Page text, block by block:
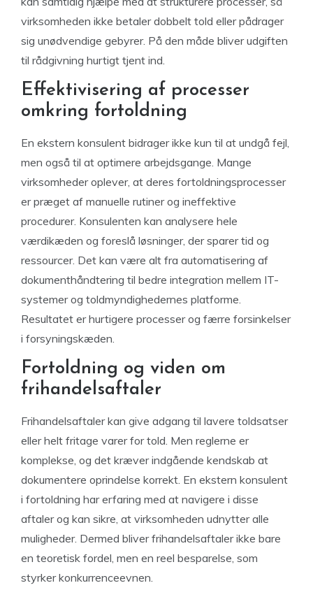
virksomheden ikke betaler dobbelt told eller pådrager
sig unødvendige gebyrer. På den måde bliver udgiften
til rådgivning hurtigt tjent ind.
Effektivisering af processer
omkring fortoldning
En ekstern konsulent bidrager ikke kun til at undgå fejl,
men også til at optimere arbejdsgange. Mange
virksomheder oplever, at deres fortoldningsprocesser
er præget af manuelle rutiner og ineffektive
procedurer. Konsulenten kan analysere hele
værdikæden og foreslå løsninger, der sparer tid og
ressourcer. Det kan være alt fra automatisering af
dokumenthåndtering til bedre integration mellem IT-
systemer og toldmyndighedernes platforme.
Resultatet er hurtigere processer og færre forsinkelser
i forsyningskæden.
Fortoldning og viden om
frihandelsaftaler
Frihandelsaftaler kan give adgang til lavere toldsatser
eller helt fritage varer for told. Men reglerne er
komplekse, og det kræver indgående kendskab at
dokumentere oprindelse korrekt. En ekstern konsulent
i fortoldning har erfaring med at navigere i disse
aftaler og kan sikre, at virksomheden udnytter alle
muligheder. Dermed bliver frihandelsaftaler ikke bare
en teoretisk fordel, men en reel besparelse, som
styrker konkurrenceevnen.